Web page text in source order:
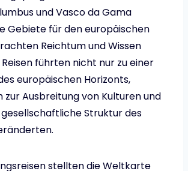
und Vasco da Gama
Gebiete für den europäischen
Reichtum und Wissen
Reisen führten nicht nur zu einer
europäischen Horizonts,
zur Ausbreitung von Kulturen und
gesellschaftliche Struktur des
stellten die Weltkarte